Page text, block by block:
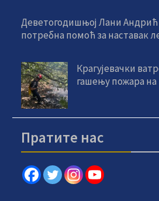
Деветогодишњој Лани Андрић
потребна помоћ за наставак
Крагујевачки
гашењу пожара на
Пратите нас